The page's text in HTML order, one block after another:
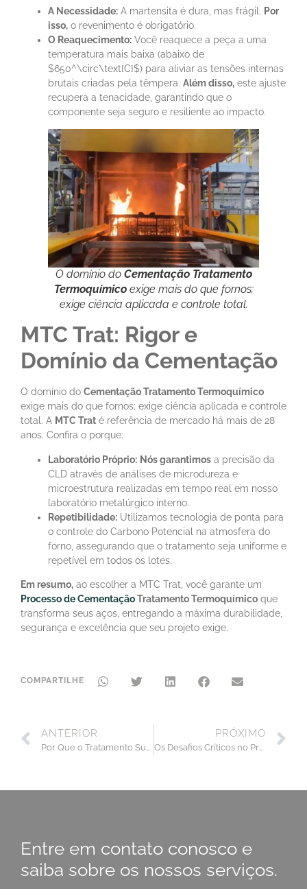
A Necessidade: A martensita é dura, mas frágil. Por
isso, o revenimento é obrigatório.
O Reaquecimento: Você reaquece a peça a uma
temperatura mais baixa (abaixo de
$650^\circ\text{C}$) para aliviar as tensões internas
brutais criadas pela têmpera. Além disso, este ajuste
recupera a tenacidade, garantindo que o
componente seja seguro e resiliente ao impacto.
O domínio do Cementação Tratamento
Termoquímicoexige mais do que fornos;
exige ciência aplicada e controle total.
MTC Trat: Rigor e
Domínio da Cementação
O domínio do Cementação Tratamento Termoquímico
exige mais do que fornos; exige ciência aplicada e controle
total. A MTC Trat é referência de mercado há mais de 28
anos. Confira o porque:
Laboratório Próprio: Nós garantimos a precisão da
CLD através de análises de microdureza e
microestrutura realizadas em tempo real em nosso
laboratório metalúrgico interno.
Repetibilidade: Utilizamos tecnologia de ponta para
o controle do Carbono Potencial na atmosfera do
forno, assegurando que o tratamento seja uniforme e
repetível em todos os lotes.
Em resumo, ao escolher a MTC Trat, você garante um
Processo de CementaçãoTratamento Termoquímico que
transforma seus aços, entregando a máxima durabilidade,
segurança e excelência que seu projeto exige.
COMPARTILHE
ANTERIOR PRÓXIMO
Os Desafios Críticos no Processo de Cementação
Entre em contato conosco e
saiba sobre os nossos serviços.